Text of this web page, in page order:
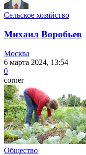
Сельское хозяйство
Михаил Воробьев
Москва
6 марта 2024, 13:54
0
corner
Общество